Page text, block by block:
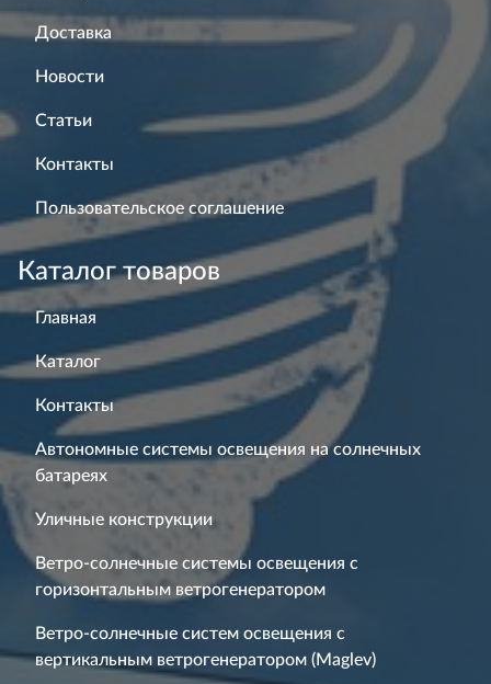
Доставка
Новости
Статьи
Контакты
Пользовательское соглашение
Каталог товаров
Главная
Каталог
Контакты
Автономные системы освещения на солнечных
батареях
Уличные конструкции
Ветро-солнечные системы освещения с
горизонтальным ветрогенератором
Ветро-солнечные систем освещения с
вертикальным ветрогенератором (Maglev)